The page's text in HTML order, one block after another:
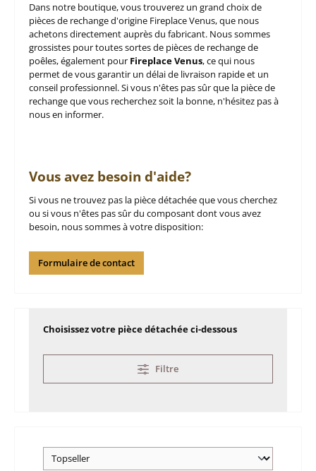
Dans notre boutique, vous trouverez un grand choix de
pièces de rechange d'origine Fireplace Venus, que nous
achetons directement auprès du fabricant. Nous sommes
grossistes pour toutes sortes de pièces de rechange de
poêles, également pour Fireplace Venus, ce qui nous
permet de vous garantir un délai de livraison rapide et un
conseil professionnel. Si vous n'êtes pas sûr que la pièce de
rechange que vous recherchez soit la bonne, n'hésitez pas à
nous en informer.
Vous avez besoin d'aide?
Si vous ne trouvez pas la pièce détachée que vous cherchez
ou si vous n'êtes pas sûr du composant dont vous avez
besoin, nous sommes à votre disposition:
Formulaire de contact
Choisissez votre pièce détachée ci-dessous
Filtre